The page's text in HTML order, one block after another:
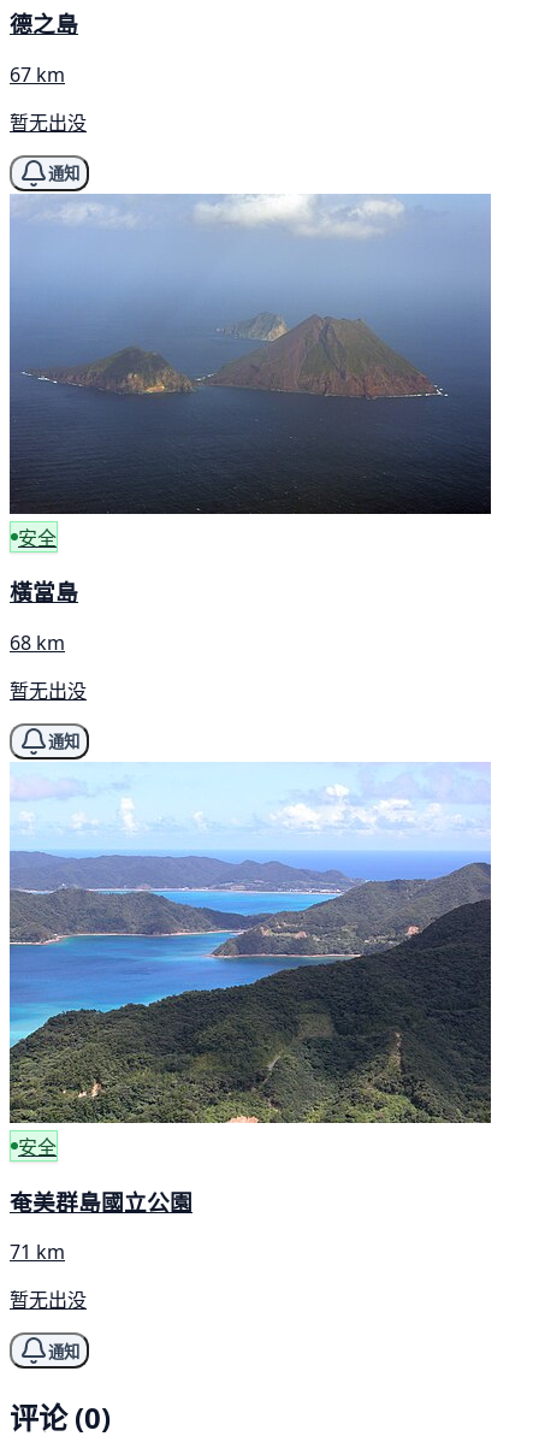
德之島
67 km
暂无出没
通知
安全
橫當島
68 km
暂无出没
通知
安全
奄美群島國立公園
71 km
暂无出没
通知
评论 (0)